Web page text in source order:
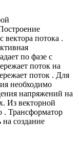
потока .
по фазе с
поток на
поток . Для
необходимо
напряжений на
Из векторной
. Трансформатор
создание